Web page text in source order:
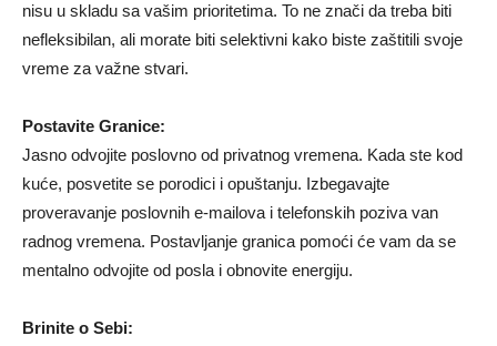
nisu u skladu sa vašim prioritetima. To ne znači da treba biti
nefleksibilan, ali morate biti selektivni kako biste zaštitili svoje
vreme za važne stvari.
Postavite Granice:
Jasno odvojite poslovno od privatnog vremena. Kada ste kod
kuće, posvetite se porodici i opuštanju. Izbegavajte
proveravanje poslovnih e-mailova i telefonskih poziva van
radnog vremena. Postavljanje granica pomoći će vam da se
mentalno odvojite od posla i obnovite energiju.
Brinite o Sebi: